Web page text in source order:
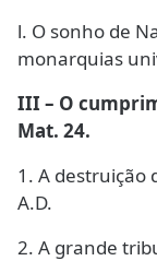
l. O sonho de
monarquias
III – O
Mat. 24.
1. A destruição
A.D.
2. A grande